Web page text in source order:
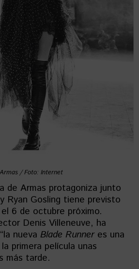
/ Foto: Internet
de Armas protagoniza junto
Ryan Gosling tiene previsto
6 de octubre próximo.
Denis Villeneuve, ha
nueva Blade Runneres una
primera película unas
más tarde.